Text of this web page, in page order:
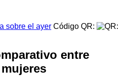
sobre el ayer Código QR:
entre